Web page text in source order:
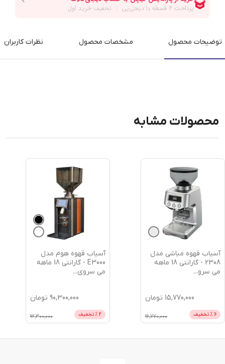
توضیحات محصول مشخصات محصول نظرات کاربران
محصولات مشابه
آسیاب قهوه هوم مدل
می سروی
90,300,000
2 % تخفیف
آسیاب قهوه هوم مدل
گارانتی 18
40,900,000
2 % تخفیف